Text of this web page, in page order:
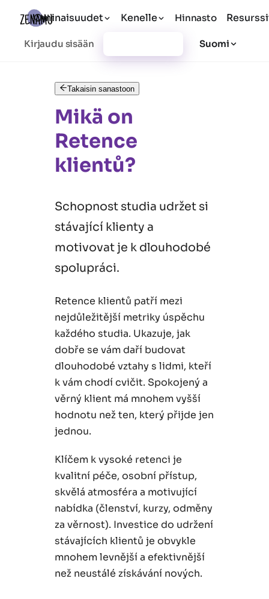
Ominaisuudet Kenelle Hinnasto
Kirjaudu sisään Suomi
Takaisin sanastoon
Mikä on
Retence
klientů?
Schopnost studia udržet si
stávající klienty a
motivovat je k dlouhodobé
spolupráci.
Retence klientů patří mezi
nejdůležitější metriky úspěchu
každého studia. Ukazuje, jak
dobře se vám daří budovat
dlouhodobé vztahy s lidmi, kteří
k vám chodí cvičit. Spokojený a
věrný klient má mnohem vyšší
hodnotu než ten, který přijde jen
jednou.
Klíčem k vysoké retenci je
kvalitní péče, osobní přístup,
skvělá atmosféra a motivující
nabídka (členství, kurzy, odměny
za věrnost). Investice do udržení
stávajících klientů je obvykle
mnohem levnější a efektivnější
než neustálé získávání nových.